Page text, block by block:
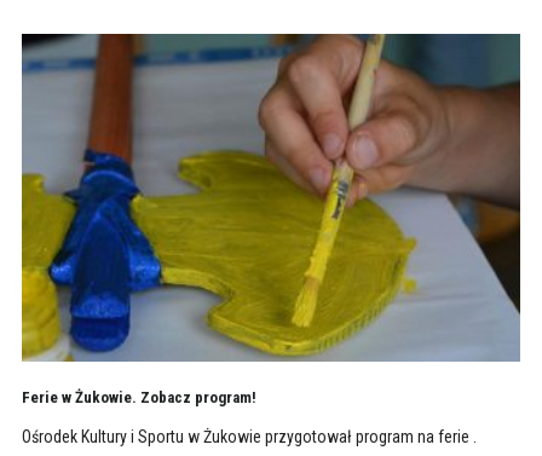
Ferie w Żukowie. Zobacz program!
Ośrodek Kultury i Sportu w Żukowie przygotował program na ferie .